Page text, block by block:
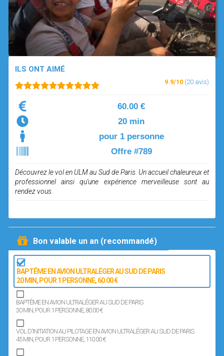
OPEN SUBMENU (SIMULATEUR)
SIMULATEUR
OPEN SUBMENU (DRÔNE)
DRÔNE
ILS ONT AIMÉ
9.9/10 (20 avis)
60.00 €
20 min
pour 1 personne
Offre #789
Découvrez le vol en ULM au Sud de Paris. Un accueil chaleureux et
professionnel ainsi qu'une expérience merveilleuse sont au
rendez vous.
Bon valable un an (recommandé)
BAPTÊME EN AVION ULTRALÉGER AU SUD DE PARIS
20 MIN, POUR 1 PERSONNE, 60.00 €
BAPTÊME EN AVION ULTRALÉGER AU SUD DE PARIS
30 MIN, POUR 1 PERSONNE, 80.00 €
VOL D'INITIATION AU PILOTAGE EN AVION ULTRALÉGER AU SUD DE PARIS
45 MIN, POUR 1 PERSONNE, 110.00 €